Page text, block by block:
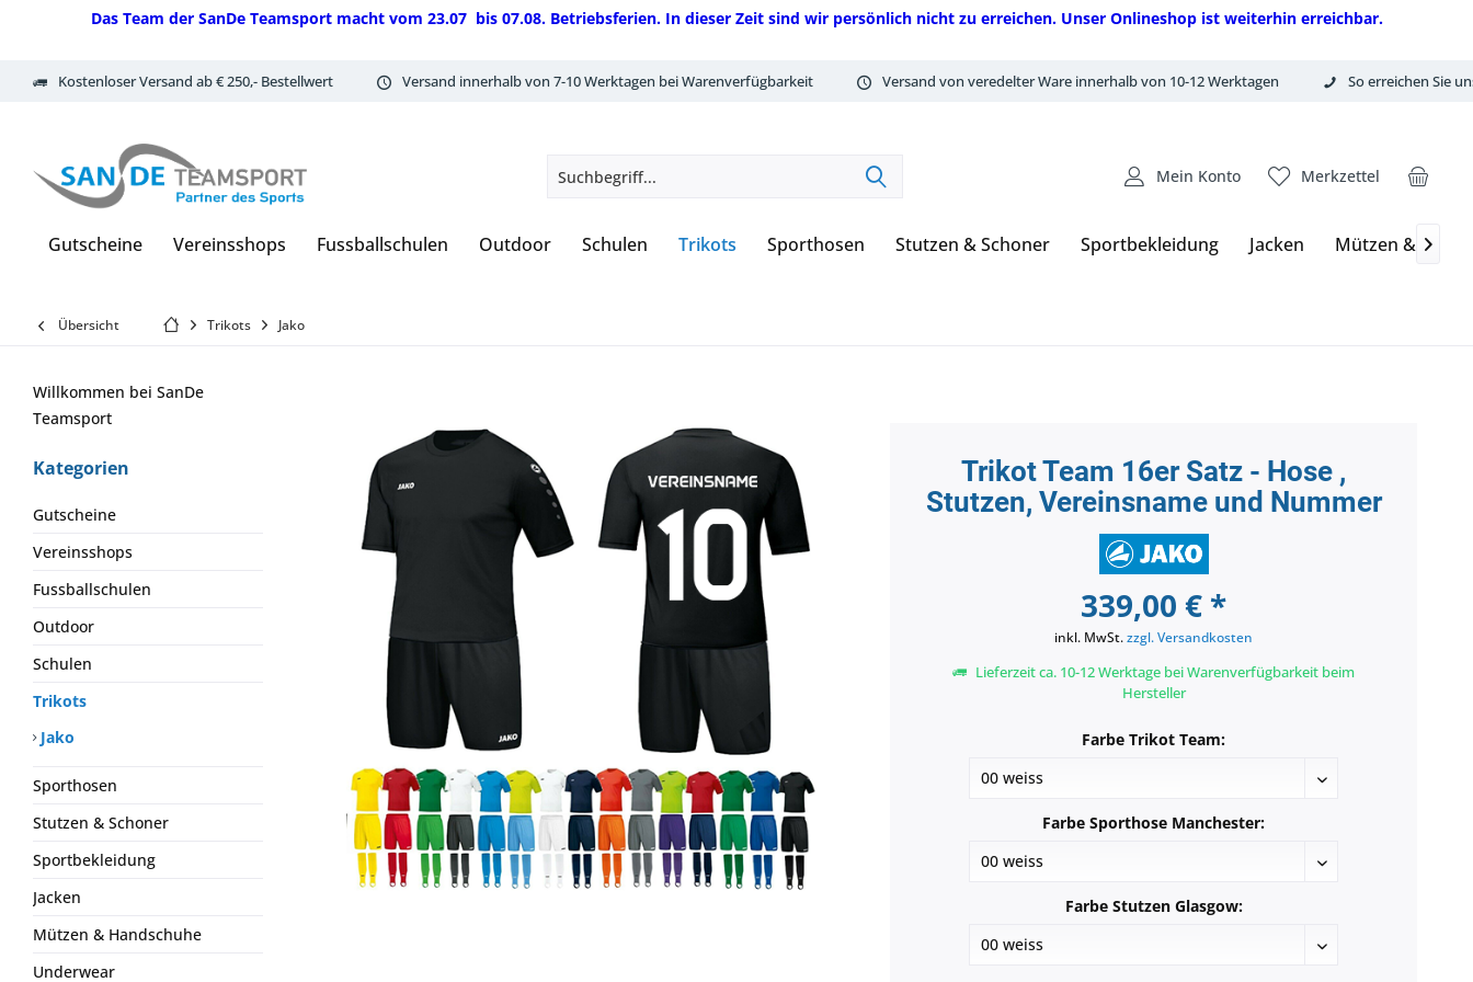
Das Team der SanDe Teamsport macht vom 23.07 bis 07.08. Betriebsferien. In dieser Zeit sind wir persönlich nicht zu erreichen. Unser Onlineshop ist weiterhin erreichbar.
Kostenloser Versand ab € 250,- Bestellwert Versand innerhalb von 7-10 Werktagen bei Warenverfügbarkeit Versand von veredelter Ware innerhalb von 10-12 Werktagen So erreichen Sie
Merkzettel
Mein Konto
Gutscheine Vereinsshops Fussballschulen Outdoor Schulen Trikots Sporthosen Stutzen & Schoner Sportbekleidung Jacken Mützen & 
Übersicht Trikots Jako
Willkommen bei SanDe
Teamsport
Kategorien
Gutscheine
Vereinsshops
Fussballschulen
Outdoor
Schulen
Trikots
Jako
Sporthosen
Stutzen & Schoner
Sportbekleidung
Jacken
Mützen & Handschuhe
Underwear
Trikot Team 16er Satz - Hose ,
Stutzen, Vereinsname und Nummer
339,00 € *
inkl. MwSt.zzgl. Versandkosten
Lieferzeit ca. 10-12 Werktage bei Warenverfügbarkeit beim
Hersteller
Farbe Trikot Team:
Farbe Sporthose Manchester:
Farbe Stutzen Glasgow: